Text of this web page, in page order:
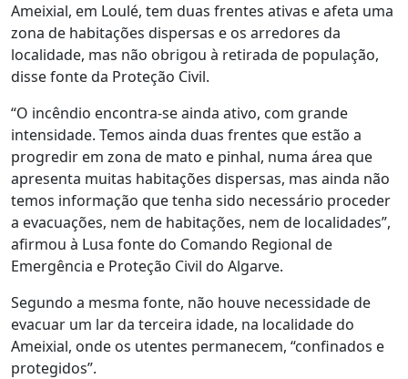
Ameixial, em Loulé, tem duas frentes ativas e afeta uma
zona de habitações dispersas e os arredores da
localidade, mas não obrigou à retirada de população,
disse fonte da Proteção Civil.
“O incêndio encontra-se ainda ativo, com grande
intensidade. Temos ainda duas frentes que estão a
progredir em zona de mato e pinhal, numa área que
apresenta muitas habitações dispersas, mas ainda não
temos informação que tenha sido necessário proceder
a evacuações, nem de habitações, nem de localidades”,
afirmou à Lusa fonte do Comando Regional de
Emergência e Proteção Civil do Algarve.
Segundo a mesma fonte, não houve necessidade de
evacuar um lar da terceira idade, na localidade do
Ameixial, onde os utentes permanecem, “confinados e
protegidos”.